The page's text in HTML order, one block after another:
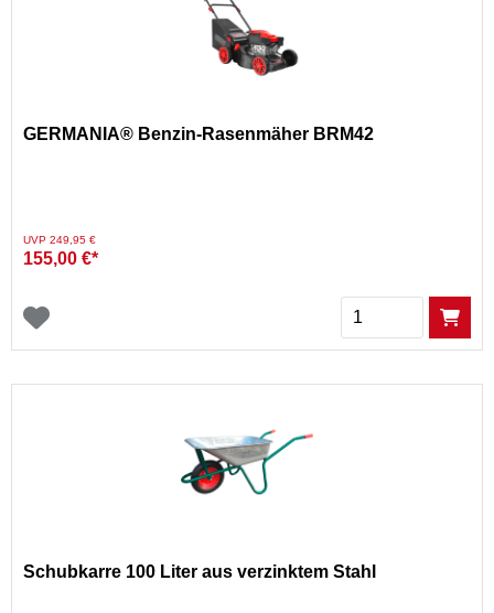
GERMANIA® Benzin-Rasenmäher BRM42
Preis reduziert von
UVP 249,95 €auf
155,00 €*
Menge
Schubkarre 100 Liter aus verzinktem Stahl